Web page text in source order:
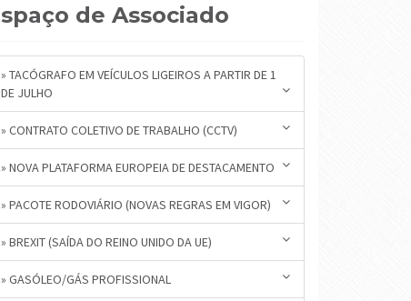
Espaço de Associado
» TACÓGRAFO EM VEÍCULOS LIGEIROS A PARTIR DE 1
DE JULHO
» CONTRATO COLETIVO DE TRABALHO (CCTV)
» NOVA PLATAFORMA EUROPEIA DE DESTACAMENTO
» PACOTE RODOVIÁRIO (NOVAS REGRAS EM VIGOR)
» BREXIT (SAÍDA DO REINO UNIDO DA UE)
» GASÓLEO/GÁS PROFISSIONAL